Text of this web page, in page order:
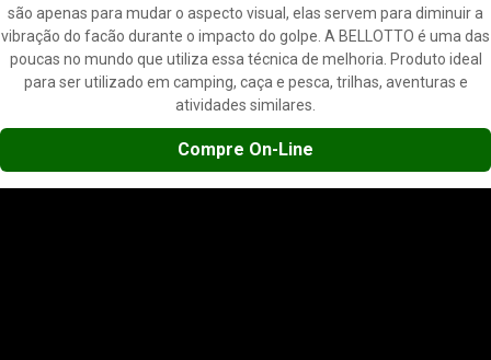
são apenas para mudar o aspecto visual, elas servem para diminuir a
vibração do facão durante o impacto do golpe. A BELLOTTO é uma das
poucas no mundo que utiliza essa técnica de melhoria. Produto ideal
para ser utilizado em camping, caça e pesca, trilhas, aventuras e
atividades similares.
Compre On-Line